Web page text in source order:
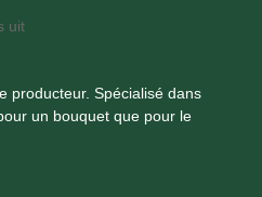
producteur. Spécialisé dans
un bouquet que pour le